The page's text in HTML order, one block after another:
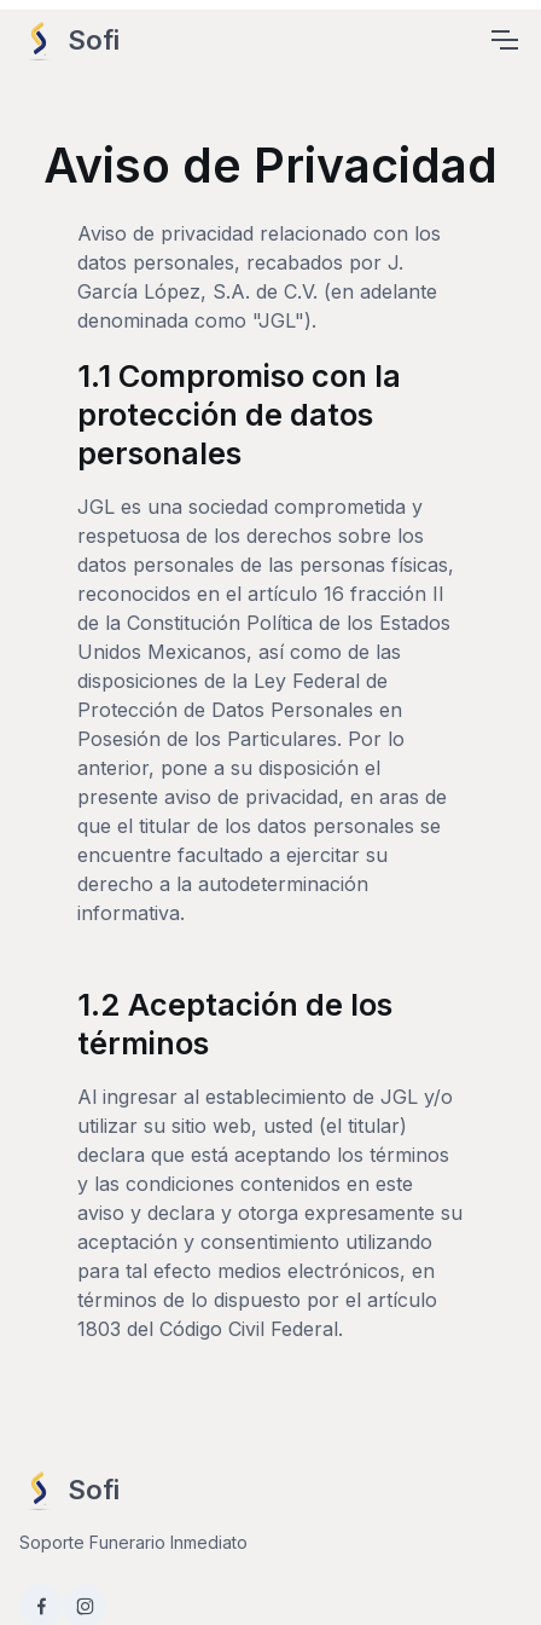
Sofi
Aviso de Privacidad
Aviso de privacidad relacionado con los
datos personales, recabados por J.
García López, S.A. de C.V. (en adelante
denominada como "JGL").
1.1 Compromiso con la
protección de datos
personales
JGL es una sociedad comprometida y
respetuosa de los derechos sobre los
datos personales de las personas físicas,
reconocidos en el artículo 16 fracción II
de la Constitución Política de los Estados
Unidos Mexicanos, así como de las
disposiciones de la Ley Federal de
Protección de Datos Personales en
Posesión de los Particulares. Por lo
anterior, pone a su disposición el
presente aviso de privacidad, en aras de
que el titular de los datos personales se
encuentre facultado a ejercitar su
derecho a la autodeterminación
informativa.
1.2 Aceptación de los
términos
Al ingresar al establecimiento de JGL y/o
utilizar su sitio web, usted (el titular)
declara que está aceptando los términos
y las condiciones contenidos en este
aviso y declara y otorga expresamente su
aceptación y consentimiento utilizando
para tal efecto medios electrónicos, en
términos de lo dispuesto por el artículo
1803 del Código Civil Federal.
Sofi
Soporte Funerario Inmediato